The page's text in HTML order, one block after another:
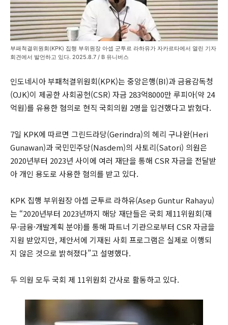
부패척결위원회(KPK) 집행 부위원장 아셉 군투르 라하유가 자카르타에서 열린 기자
회견에서 발언하고 있다. 2025.8.7 / B 유니버스
인도네시아 부패척결위원회(KPK)는 중앙은행(BI)과 금융감독청
(OJK)이 제공한 사회공헌(CSR) 자금 283억8000만 루피아(약 24
억원)를 유용한 혐의로 현직 국회의원 2명을 입건했다고 밝혔다.
7일 KPK에 따르면 그린드라당(Gerindra)의 헤리 구나완(Heri
Gunawan)과 국민민주당(Nasdem)의 사토리(Satori) 의원은
2020년부터 2023년 사이에 여러 재단을 통해 CSR 자금을 전달받
아 개인 용도로 사용한 혐의를 받고 있다.
KPK 집행 부위원장 아셉 군투르 라하유(Asep Guntur Rahayu)
는 “2020년부터 2023년까지 해당 재단들은 국회 제11위원회(재
무·금융·개발계획 분야)를 통해 파트너 기관으로부터 CSR 자금을
지원 받았지만, 제안서에 기재된 사회 프로그램은 실제로 이행되
지 않은 것으로 밝혀졌다”고 설명했다.
두 의원 모두 국회 제 11위원회 간사로 활동하고 있다.